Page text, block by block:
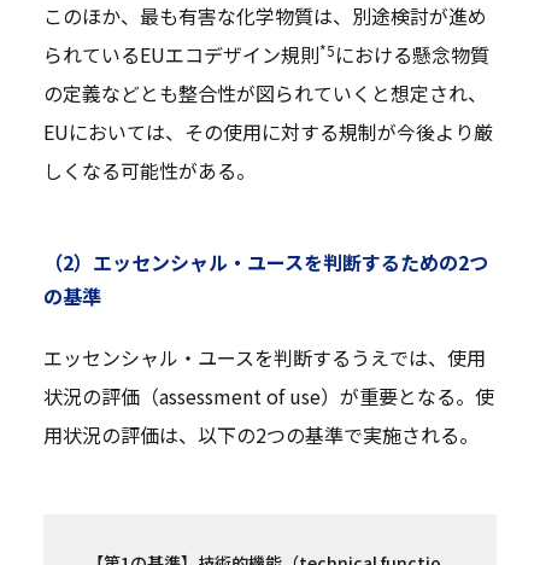
このほか、最も有害な化学物質は、別途検討が進め
られているEUエコデザイン規則*5における懸念物質
の定義などとも整合性が図られていくと想定され、
EUにおいては、その使用に対する規制が今後より厳
しくなる可能性がある。
（2）エッセンシャル・ユースを判断するための2つ
の基準
エッセンシャル・ユースを判断するうえでは、使用
状況の評価（assessment of use）が重要となる。使
用状況の評価は、以下の2つの基準で実施される。